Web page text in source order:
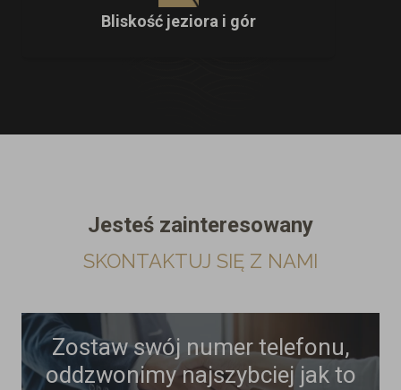
Bliskość jeziora i gór
Jesteś zainteresowany
SKONTAKTUJ SIĘ Z NAMI
Zostaw swój numer telefonu,
oddzwonimy najszybciej jak to